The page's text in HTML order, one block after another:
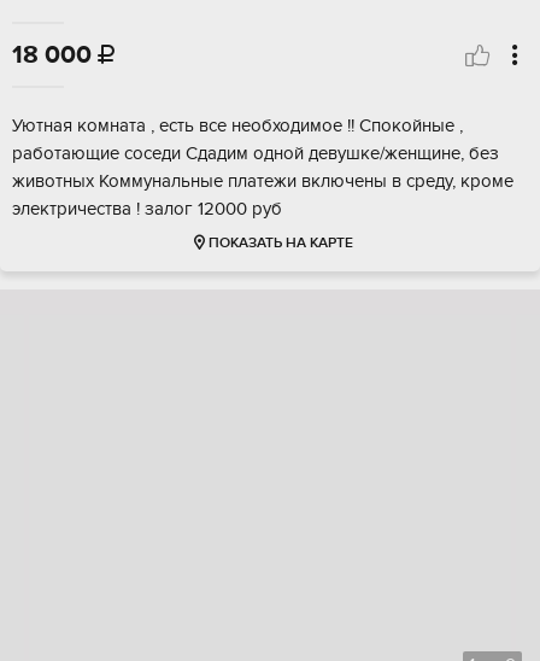
18 000 
Уютная комната , есть все необходимое !! Спокойные ,
работающие соседи Сдадим одной девушке/женщине, без
животных Коммунальные платежи включены в среду, кроме
электричества ! залог 12000 руб
ПОКАЗАТЬ НА КАРТЕ